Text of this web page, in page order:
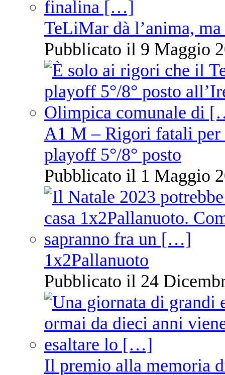
TeLiMar dà l’anima,
Pubblicato il 9 Maggio
A1 M – Rigori fatali
playoff 5°/8° posto
Pubblicato il 1 Maggio
1x2Pallanuoto
Pubblicato il 24
Il premio alla memoria